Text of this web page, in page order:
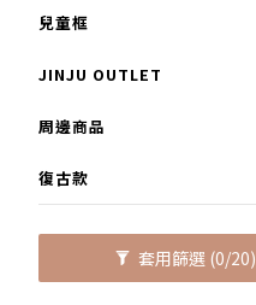
兒童框
JINJU OUTLET
周邊商品
復古款
套用篩選 (0/20)